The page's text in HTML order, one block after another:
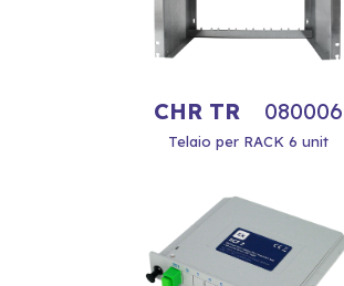
CHR TR 080006
Telaio per RACK 6 unit